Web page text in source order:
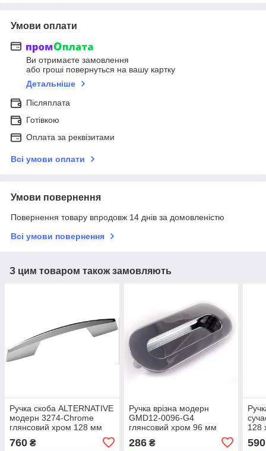
Умови оплати
Ви отримаєте замовлення
або гроші повернуться на вашу картку
Детальніше
Післяплата
Готівкою
Оплата за реквізитами
Всі умови оплати
Умови повернення
Повернення товару впродовж 14 днів за домовленістю
Всі умови повернення
З цим товаром також замовляють
Ручка скоба ALTERNATIVE
модерн 3274-Chrome
глянсовий хром 128 мм
760 ₴
Ручка врізна модерн
GMD12-0096-G4
глянсовий хром 96 мм
286₴
128
590